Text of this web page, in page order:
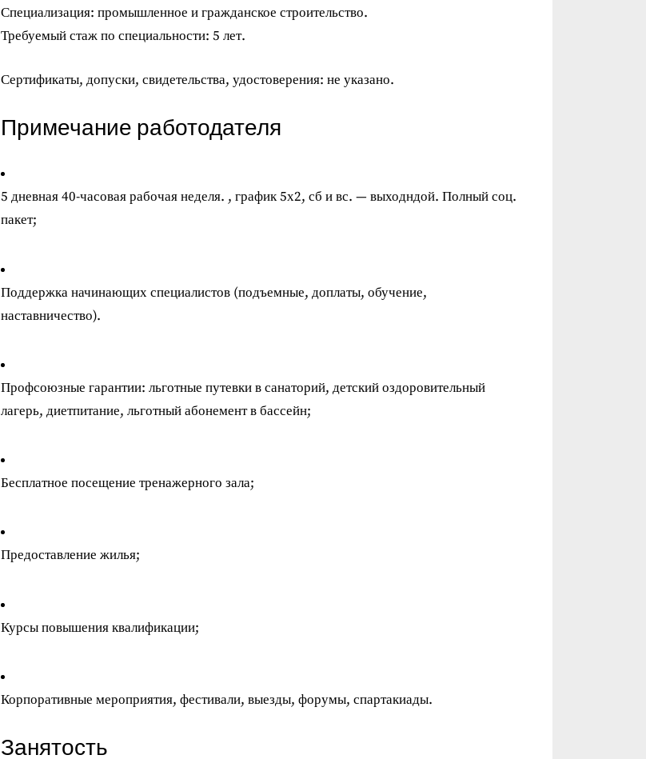
Специализация: промышленное и гражданское строительство.
Требуемый стаж по специальности: 5 лет.
Сертификаты, допуски, свидетельства, удостоверения: не указано.
Примечание работодателя
5 дневная 40-часовая рабочая неделя. , график 5х2, сб и вс. — выходндой. Полный соц.
пакет;
Поддержка начинающих специалистов (подъемные, доплаты, обучение,
наставничество).
Профсоюзные гарантии: льготные путевки в санаторий, детский оздоровительный
лагерь, диетпитание, льготный абонемент в бассейн;
Бесплатное посещение тренажерного зала;
Предоставление жилья;
Курсы повышения квалификации;
Корпоративные мероприятия, фестивали, выезды, форумы, спартакиады.
Занятость